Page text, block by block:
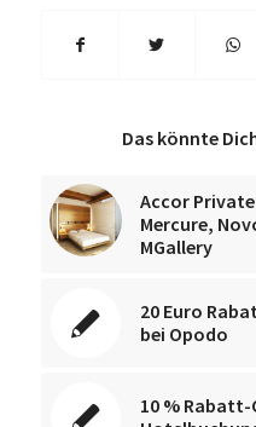
Das könnte
Accor
Mercure,
MGallery
20 Euro
bei Opodo
10 %